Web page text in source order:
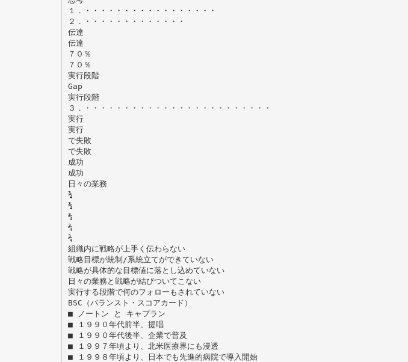
１．・・・・・・・・・・・・・・・・・
２．・・・・・・・・・・・・・
伝達
伝達
７０％
７０％
実行段階
Gap
実行段階
３．・・・・・・・・・・・・・・・・・・・・・・・・
実行
実行
で失敗
で失敗
成功
成功
日々の業務
¾
¾
¾
¾
¾
組織内に戦略が上手く伝わらない
戦略目標が統制/系統立てができていない
戦略が具体的な目標値に落とし込めていない
日々の業務と戦略が結びついてこない
実行する段階で何のフォローもされていない
BSC（バランスト・スコアカード）
■ ノートン と キャプラン
■ １９９０年代前半、提唱
■ １９９０年代後半、企業で普及
■ １９９７年頃より、北米医療界にも浸透
■ １９９８年頃より、日本でも先進的病院で導入開始